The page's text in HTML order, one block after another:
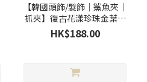
【韓國頭飾/髮飾｜鯊魚夾｜
抓夾】復古花漾珍珠金葉鯊
魚夾／2色
HK$188.00